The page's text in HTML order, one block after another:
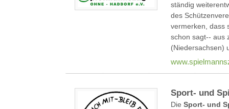
ständig
des
vermerken, dass
schon sagt-- aus
(Niedersachsen)
Sport- und
Die Sport- und